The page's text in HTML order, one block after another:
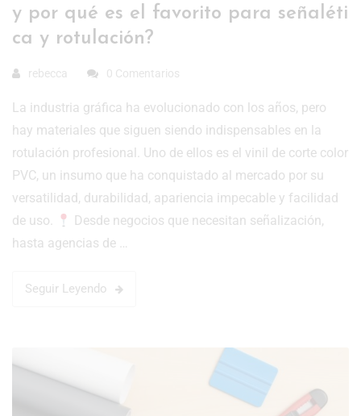
y por qué es el favorito para señaléti
ca y rotulación?
rebecca 0 Comentarios
La industria gráfica ha evolucionado con los años, pero
hay materiales que siguen siendo indispensables en la
rotulación profesional. Uno de ellos es el vinil de corte color
PVC, un insumo que ha conquistado al mercado por su
versatilidad, durabilidad, apariencia impecable y facilidad
de uso.
Desde negocios que necesitan señalización,
hasta agencias de …
Seguir Leyendo